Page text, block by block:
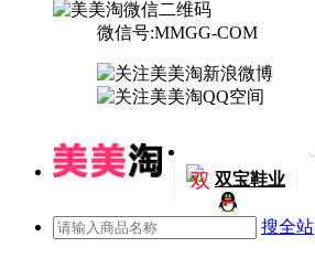
微信号:MMGG-COM
双 双宝鞋业
搜全站